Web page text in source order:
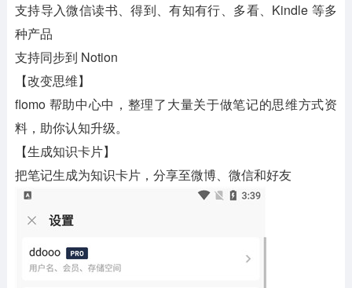
支持导入微信读书、得到、有知有行、多看、Kindle 等多
种产品
支持同步到 Notion
【改变思维】
flomo 帮助中心中，整理了大量关于做笔记的思维方式资
料，助你认知升级。
【生成知识卡片】
把笔记生成为知识卡片，分享至微博、微信和好友